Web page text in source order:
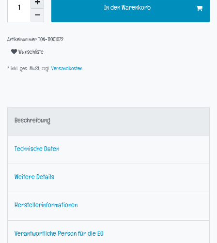
In den Warenkorb
Artikelnummer TON-11001072
Wunschliste
* inkl. ges. MwSt. zzgl. Versandkosten
Beschreibung
Technische Daten
Weitere Details
Herstellerinformationen
Verantwortliche Person für die EU